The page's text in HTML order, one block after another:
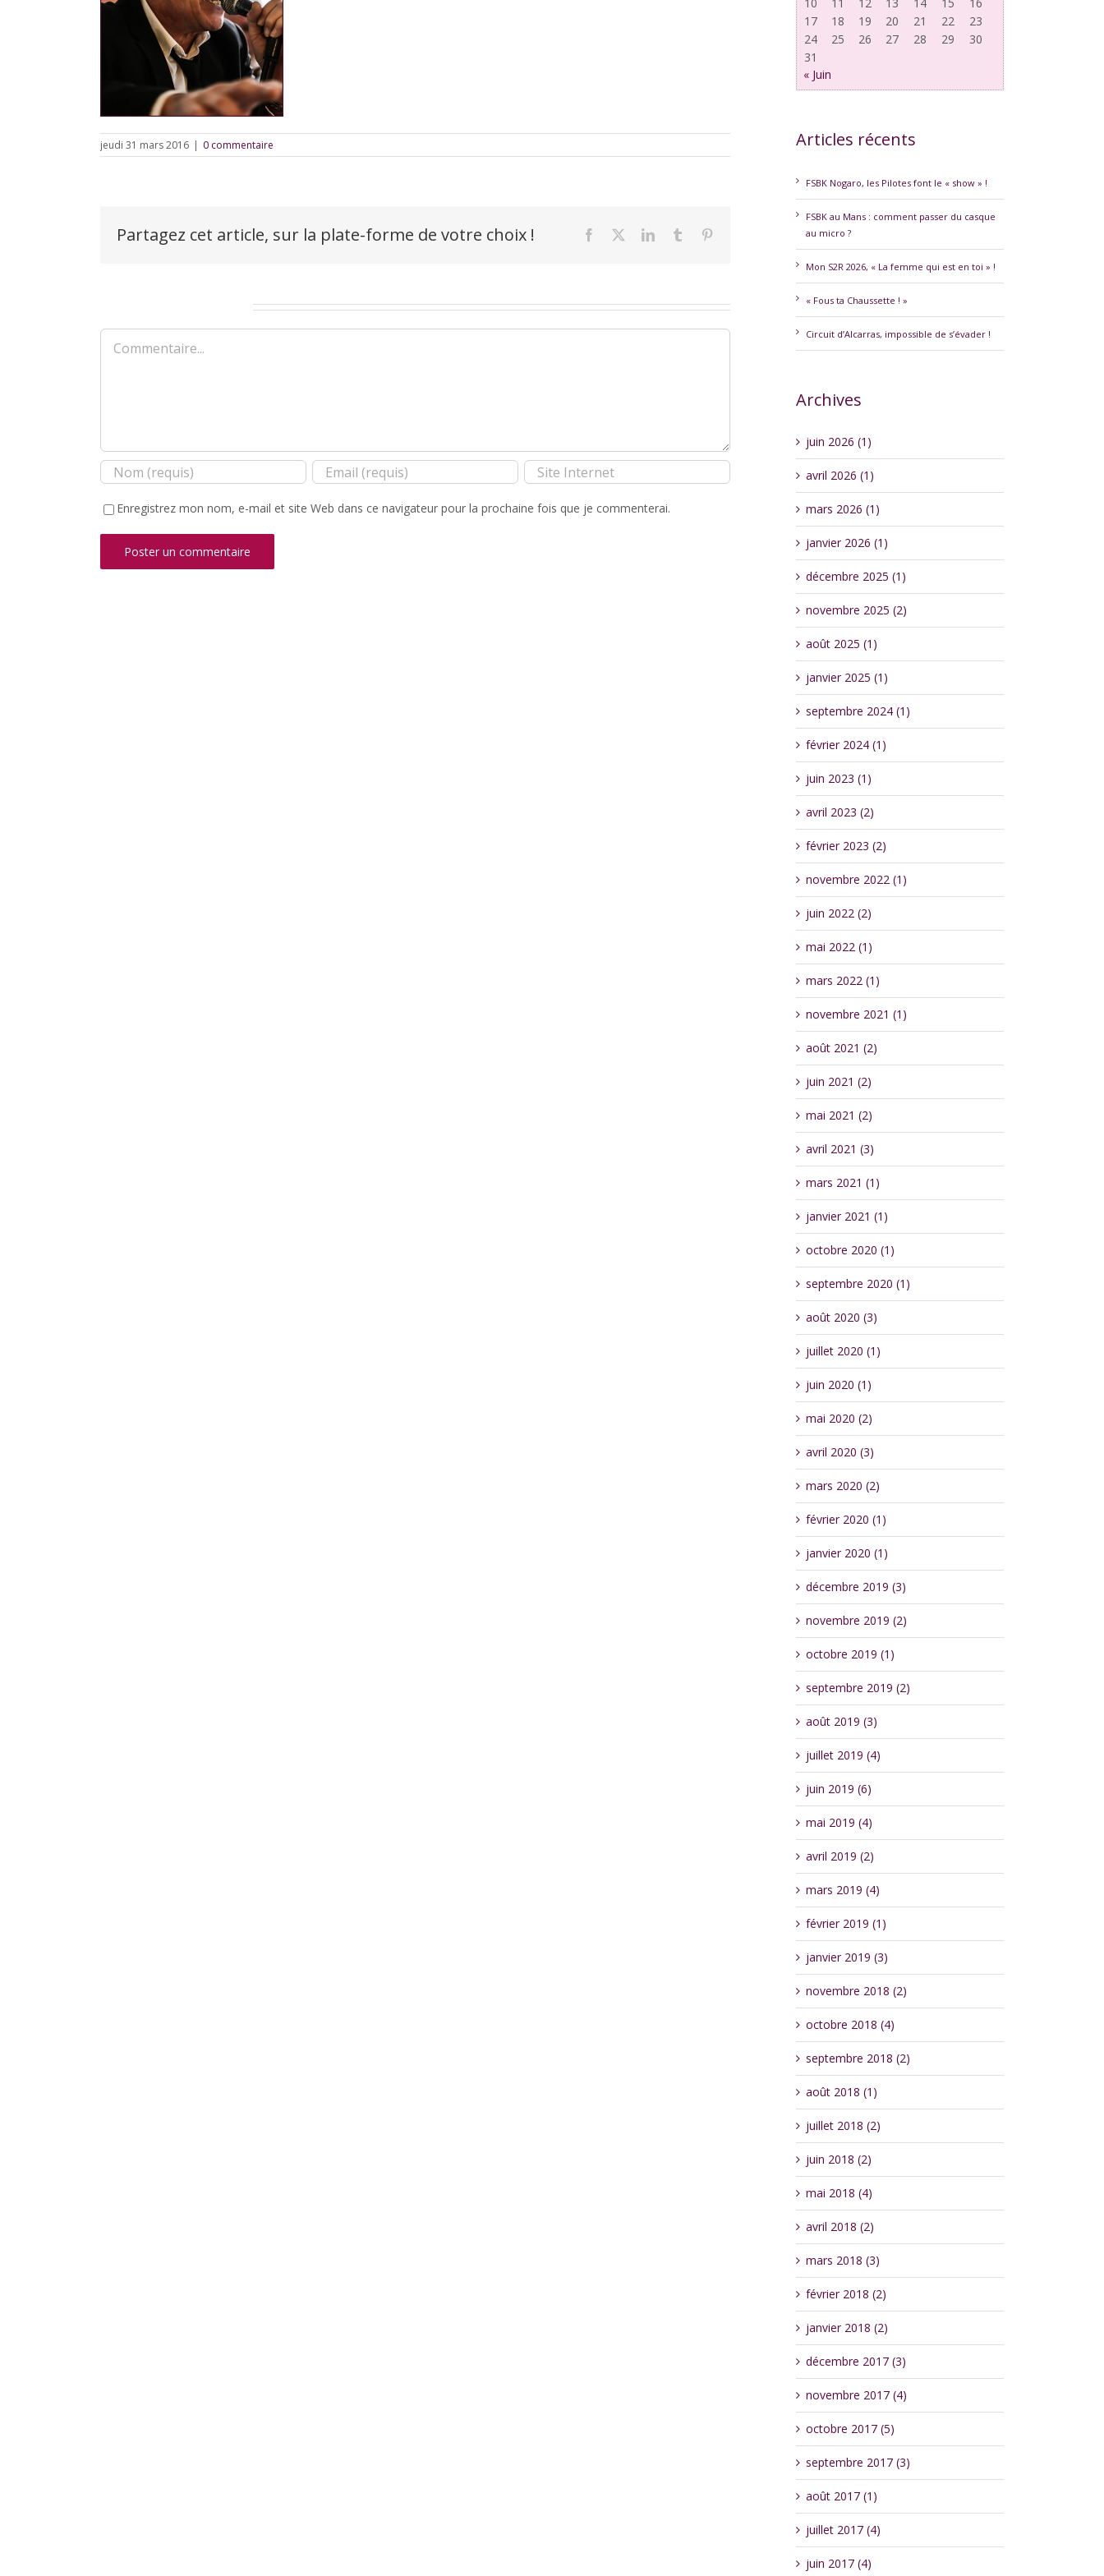
jeudi 31 mars 2016 | 0 commentaire
Partagez cet article, sur la plate-forme de votre choix ! Facebook LinkedInTumblr
Commentaire
Enregistrez mon nom, e-mail et site Web dans ce navigateur pour la prochaine fois que je commenterai.
17
18 19 20 21 22
23
24
25 26 27 28 29
30
31
« Juin
Articles récents
FSBK Nogaro, les Pilotes font le « show » !
FSBK au Mans : comment passer du casque
au micro ?
Mon S2R 2026, « La femme qui est en toi » !
« Fous ta Chaussette ! »
Circuit d’Alcarras, impossible de s’évader !
Archives
juin 2026 (1)
avril 2026 (1)
mars 2026 (1)
janvier 2026 (1)
décembre 2025 (1)
novembre 2025 (2)
août 2025 (1)
janvier 2025 (1)
septembre 2024 (1)
février 2024 (1)
juin 2023 (1)
avril 2023 (2)
février 2023 (2)
novembre 2022 (1)
juin 2022 (2)
mai 2022 (1)
mars 2022 (1)
novembre 2021 (1)
août 2021 (2)
juin 2021 (2)
mai 2021 (2)
avril 2021 (3)
mars 2021 (1)
janvier 2021 (1)
octobre 2020 (1)
septembre 2020 (1)
août 2020 (3)
juillet 2020 (1)
juin 2020 (1)
mai 2020 (2)
avril 2020 (3)
mars 2020 (2)
février 2020 (1)
janvier 2020 (1)
décembre 2019 (3)
novembre 2019 (2)
octobre 2019 (1)
septembre 2019 (2)
août 2019 (3)
juillet 2019 (4)
juin 2019 (6)
mai 2019 (4)
avril 2019 (2)
mars 2019 (4)
février 2019 (1)
janvier 2019 (3)
novembre 2018 (2)
octobre 2018 (4)
septembre 2018 (2)
août 2018 (1)
juillet 2018 (2)
juin 2018 (2)
mai 2018 (4)
avril 2018 (2)
mars 2018 (3)
février 2018 (2)
janvier 2018 (2)
décembre 2017 (3)
novembre 2017 (4)
octobre 2017 (5)
septembre 2017 (3)
août 2017 (1)
juillet 2017 (4)
juin 2017 (4)